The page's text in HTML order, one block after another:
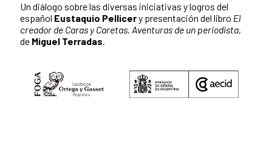
Un diálogo sobre las diversas iniciativas y logros del
español Eustaquio Pellicery presentación del libro El
creador de Caras y Caretas. Aventuras de un periodista,
de Miguel Terradas.